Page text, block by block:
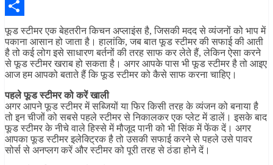
Pinterest
फूड स्टीमर एक बेहतरीन किचन अप्लाइंस है, जिसकी मदद से व्यंजनों को भाप में
पकाना आसान हो जाता है। हालांकि, जब बात फूड स्टीमर की सफाई की आती
है तो कई लोग इसे साधारण बर्तनों की तरह साफ कर लेते हैं, लेकिन ऐसा करने
से फूड स्टीमर खराब हो सकता है। अगर आपके पास भी फूड स्टीमर है तो आइए
आज हम आपको बताते हैं कि फूड स्टीमर को कैसे साफ करना चाहिए।
पहले फूड स्टीमर को करें खाली
अगर आपने फूड स्टीमर में सब्जियों या फिर किसी तरह के व्यंजन को बनाया है
तो इन चीजों को सबसे पहले स्टीमर से निकालकर एक प्लेट में डालें। इसके बाद
फूड स्टीमर के नीचे वाले हिस्से में मौजूद पानी को भी सिंक में फेंक दें। अगर
आपका फूड स्टीमर इलेक्ट्रिक है तो उसकी सफाई करने से पहले उसे पावर
सोर्स से अनप्लग करें और स्टीमर को पूरी तरह से ठंडा होने दें।